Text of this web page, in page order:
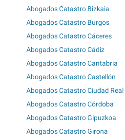
Abogados Catastro Bizkaia
Abogados Catastro Burgos
Abogados Catastro Cáceres
Abogados Catastro Cádiz
Abogados Catastro Cantabria
Abogados Catastro Castellón
Abogados Catastro Ciudad Real
Abogados Catastro Córdoba
Abogados Catastro Gipuzkoa
Abogados Catastro Girona